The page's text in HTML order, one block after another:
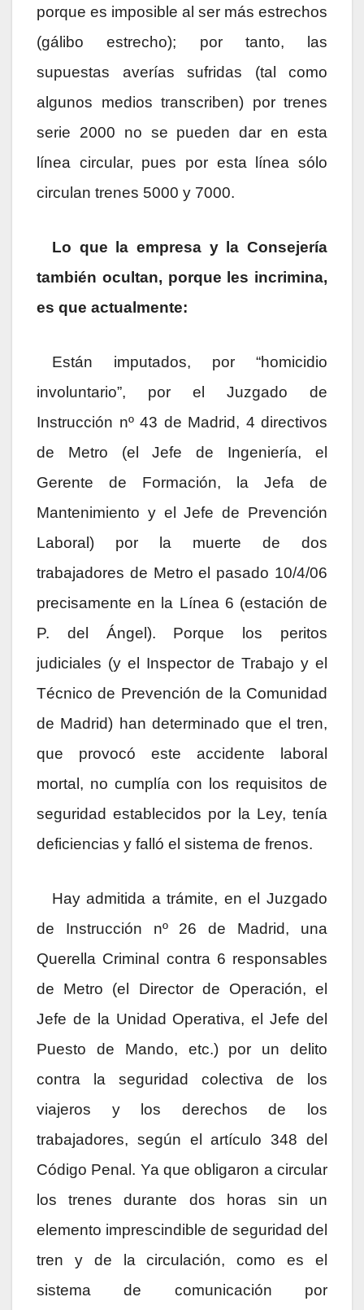
porque es imposible al ser más estrechos
(gálibo estrecho); por tanto, las
supuestas averías sufridas (tal como
algunos medios transcriben) por trenes
serie 2000 no se pueden dar en esta
línea circular, pues por esta línea sólo
circulan trenes 5000 y 7000.
Lo que la empresa y la Consejería
también ocultan, porque les incrimina,
es que actualmente:
Están imputados, por “homicidio
involuntario”, por el Juzgado de
Instrucción nº 43 de Madrid, 4 directivos
de Metro (el Jefe de Ingeniería, el
Gerente de Formación, la Jefa de
Mantenimiento y el Jefe de Prevención
Laboral) por la muerte de dos
trabajadores de Metro el pasado 10/4/06
precisamente en la Línea 6 (estación de
P. del Ángel). Porque los peritos
judiciales (y el Inspector de Trabajo y el
Técnico de Prevención de la Comunidad
de Madrid) han determinado que el tren,
que provocó este accidente laboral
mortal, no cumplía con los requisitos de
seguridad establecidos por la Ley, tenía
deficiencias y falló el sistema de frenos.
Hay admitida a trámite, en el Juzgado
de Instrucción nº 26 de Madrid, una
Querella Criminal contra 6 responsables
de Metro (el Director de Operación, el
Jefe de la Unidad Operativa, el Jefe del
Puesto de Mando, etc.) por un delito
contra la seguridad colectiva de los
viajeros y los derechos de los
trabajadores, según el artículo 348 del
Código Penal. Ya que obligaron a circular
los trenes durante dos horas sin un
elemento imprescindible de seguridad del
tren y de la circulación, como es el
sistema de comunicación por